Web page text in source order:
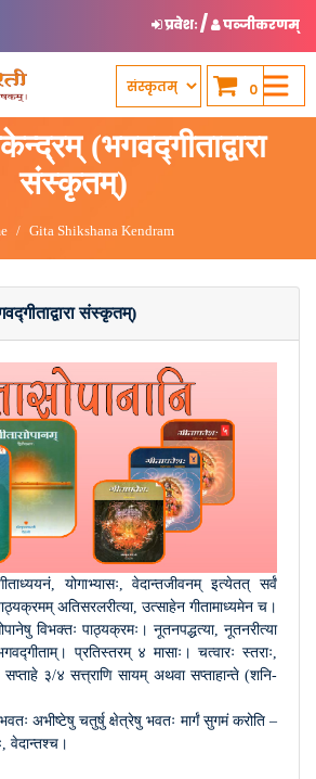
प्रवेशः/ पञ्जीकरणम्
0
(भगवद्गीताद्वारा
संस्कृतम्)
Gita Shikshana Kendram
संस्कृतम्)
योगाभ्यासः, वेदान्तजीवनम् इत्येतत् सर्वं
अतिसरलरीत्या, उत्साहेन गीतामाध्यमेन च।
विभक्तः पाठ्यक्रमः। नूतनपद्धत्या, नूतनरीत्या
प्रतिस्तरम् ४ मासाः। चत्वारः स्तराः,
सप्ताहे ३/४ सत्त्राणि सायम् अथवा सप्ताहान्ते (शनि-
अभीष्टेषु चतुर्षु क्षेत्रेषु भवतः मार्गं सुगमं करोति –
वेदान्तश्च।